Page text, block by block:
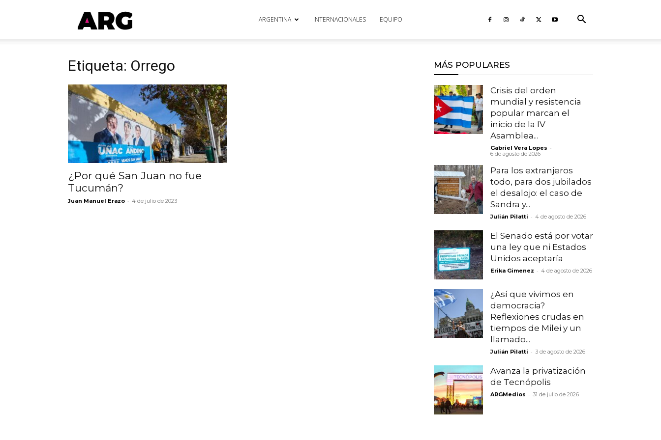
ARGmedios ARGENTINA INTERNACIONALES EQUIPO
Etiqueta: Orrego
¿Por qué San Juan no fue
Tucumán?
Juan Manuel Erazo - 4 de julio de 2023
MÁS POPULARES
Crisis del orden
mundial y resistencia
popular marcan el
inicio de la IV
Asamblea...
Gabriel Vera Lopes -
6 de agosto de 2026
Para los extranjeros
todo, para dos jubilados
el desalojo: el caso de
Sandra y...
Julián Pilatti - 4 de agosto de 2026
El Senado está por votar
una ley que ni Estados
Unidos aceptaría
Erika Gimenez - 4 de agosto de 2026
¿Así que vivimos en
democracia?
Reflexiones crudas en
tiempos de Milei y un
llamado...
Julián Pilatti - 3 de agosto de 2026
Avanza la privatización
de Tecnópolis
ARGMedios - 31 de julio de 2026